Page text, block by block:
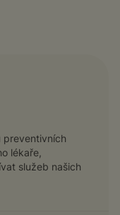
preventivních
lékaře,
služeb našich